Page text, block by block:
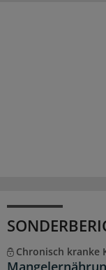
Chronisch kranke